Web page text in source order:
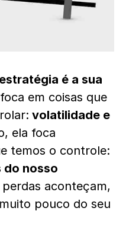
é a sua
em coisas que
volatilidade e
ela foca
temos o controle:
do nosso
perdas aconteçam,
pouco do seu